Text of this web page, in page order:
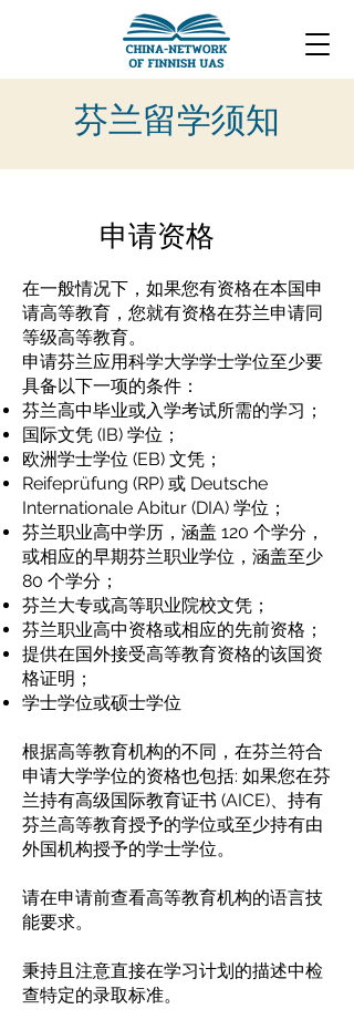
芬兰留学须知
申请资格
在一般情况下，如果您有资格在本国申
请高等教育，您就有资格在芬兰申请同
等级高等教育。
申请芬兰应用科学大学学士学位至少要
具备以下一项的条件：
芬兰高中毕业或入学考试所需的学习；
国际文凭 (IB) 学位；
欧洲学士学位 (EB) 文凭；
Reifeprüfung (RP) 或 Deutsche
Internationale Abitur (DIA) 学位；
芬兰职业高中学历，涵盖 120 个学分，
或相应的早期芬兰职业学位，涵盖至少
80 个学分；
芬兰大专或高等职业院校文凭；
芬兰职业高中资格或相应的先前资格；
提供在国外接受高等教育资格的该国资
格证明；
学士学位或硕士学位
根据高等教育机构的不同，在芬兰符合
申请大学学位的资格也包括: 如果您在芬
兰持有高级国际教育证书 (AICE)、持有
芬兰高等教育授予的学位或至少持有由
外国机构授予的学士学位。
请在申请前查看高等教育机构的语言技
能要求。
秉持且注意直接在学习计划的描述中检
查特定的录取标准。